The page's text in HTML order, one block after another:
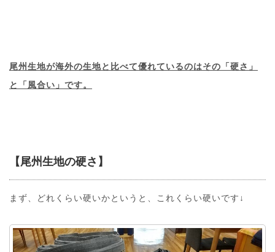
尾州生地が海外の生地と比べて優れているのはその「硬さ」
と「風合い」です。
【尾州生地の硬さ】
まず、どれくらい硬いかというと、これくらい硬いです↓